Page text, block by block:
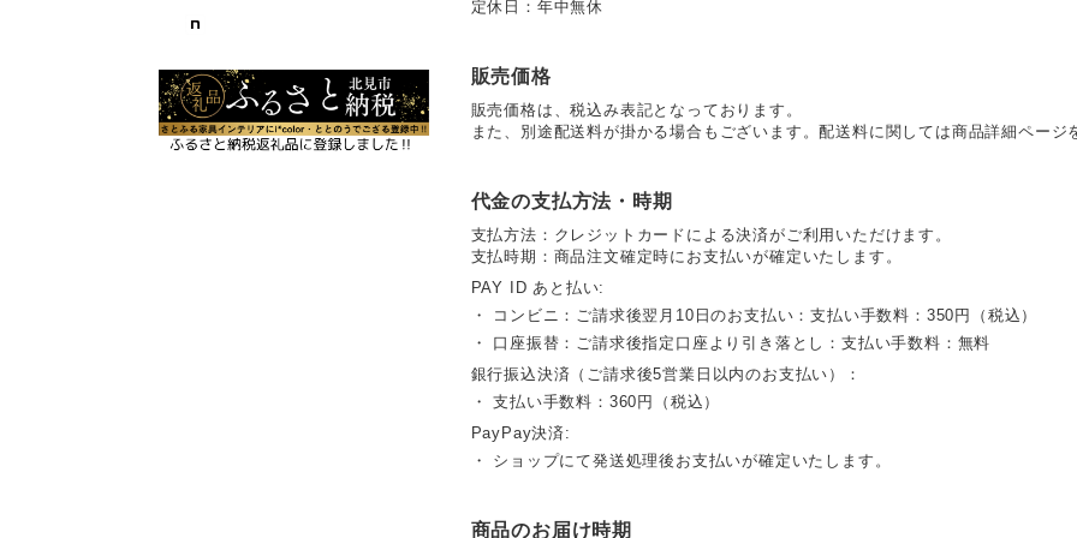
定休日：年中無休
販売価格
販売価格は、税込み表記となっております。
また、別途配送料が掛かる場合もございます。配送料に関しては商品詳細ページ
代金の支払方法・時期
支払方法：クレジットカードによる決済がご利用いただけます。
支払時期：商品注文確定時にお支払いが確定いたします。
PAY ID あと払い:
・ コンビニ：ご請求後翌月10日のお支払い：支払い手数料：350円（税込）
・ 口座振替：ご請求後指定口座より引き落とし：支払い手数料：無料
銀行振込決済（ご請求後5営業日以内のお支払い）：
・ 支払い手数料：360円（税込）
PayPay決済:
・ ショップにて発送処理後お支払いが確定いたします。
商品のお届け時期